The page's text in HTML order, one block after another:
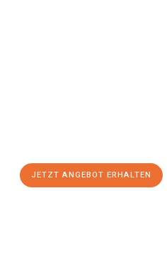
JETZT ANGEBOT ERHALTEN